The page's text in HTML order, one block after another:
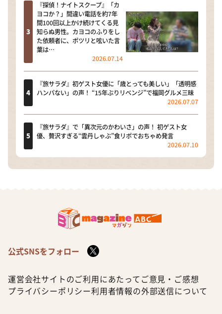
『探偵！ナイトスクープ』「カ
ヨコか？」間違い電話を約7年
間100回以上かけ続けてくる見
知らぬ男性。カヨコのふりをし
た依頼者に、ポツリと呟いた言
葉は…
2026.07.14
『旅サラダ』初ゲスト女優に「歳とっても美しい」「透明感
ハンパない」の声！ “15年ぶりリベンジ”で福岡グルメ三昧
2026.07.07
『旅サラダ』で「異次元のかわいさ」の声！ 初ゲスト女
優、贅沢すぎる“雲丹しゃぶ”食リポでおちゃめ発言
2026.07.10
公式SNSをフォロー
運営会社サイトのご利用にあたって ご意見・ご感想
プライバシーポリシー利用者情報の外部送信について